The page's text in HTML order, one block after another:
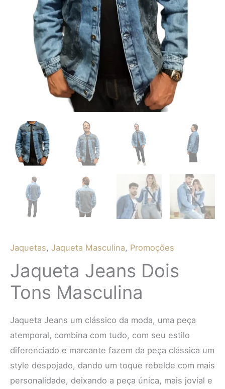
Jaquetas, Jaqueta Masculina, Promoções
Jaqueta Jeans Dois
Tons Masculina
Jaqueta Jeans um clássico da moda, uma peça
atemporal, combina com tudo, com seu estilo
diferenciado e marcante fazem da peça clássica um
style despojado, dando um toque rebelde com mais
personalidade, deixando a peça única, mais jovial e